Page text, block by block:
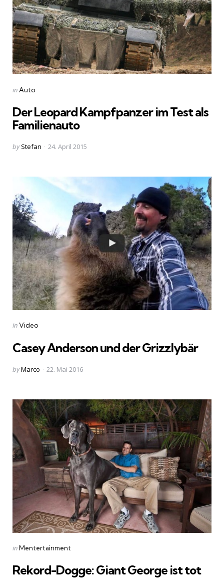
Categories
Posted
inAuto
Der Leopard Kampfpanzer im Test als
Familienauto
Posted
by Stefan 24. April 2015
Categories
Posted
inVideo
Casey Anderson und der Grizzlybär
Posted
byMarco 22. Mai 2016
Categories
Posted
inMentertainment
Rekord-Dogge: Giant George ist tot